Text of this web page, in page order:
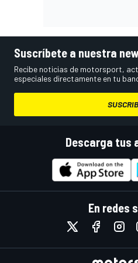
Suscríbete a nuestra
Recibe noticias de motorsport,
especiales directamente en tu
Descarga tus
En redes